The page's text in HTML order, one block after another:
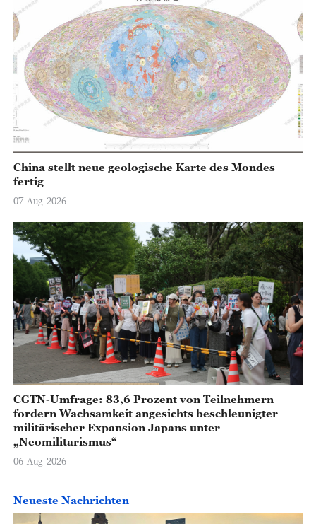
China stellt neue geologische Karte des Mondes
fertig
07-Aug-2026
CGTN-Umfrage: 83,6 Prozent von Teilnehmern
fordern Wachsamkeit angesichts beschleunigter
militärischer Expansion Japans unter
„Neomilitarismus“
06-Aug-2026
Neueste Nachrichten